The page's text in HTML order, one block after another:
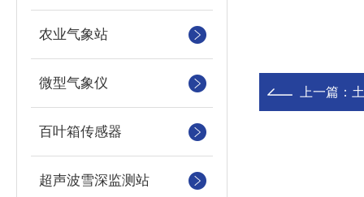
农业气象站
微型气象仪
百叶箱传感器
超声波雪深监测站
上一篇： 土